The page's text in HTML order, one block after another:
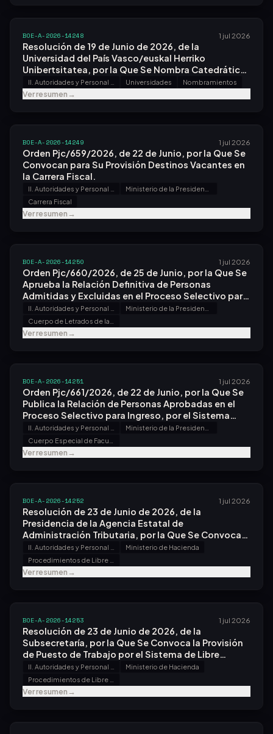
BOE-A-2026-14248 1 jul 2026
Resolución de 19 de Junio de 2026, de la
Universidad del País Vasco/euskal Herriko
Unibertsitatea, por la Que Se Nombra Catedrática
de Universidad a Doña Edurne Simón Magro.
Universidades Nombramientos
Ver resumen→
BOE-A-2026-14249 1 jul 2026
Orden Pjc/659/2026, de 22 de Junio, por la Que Se
Convocan para Su Provisión Destinos Vacantes en
la Carrera Fiscal.
Carrera Fiscal
Ver resumen→
BOE-A-2026-14250 1 jul 2026
Orden Pjc/660/2026, de 25 de Junio, por la Que Se
Aprueba la Relación Definitiva de Personas
Admitidas y Excluidas en el Proceso Selectivo para
Ingreso, por el Sistema General de Acceso Libre y
Promoción Interna, en el Cuerpo de Letrados de la
Administración de Justicia, Convocado por Orden
Pjc/144/2026, de 24 de Febrero.
Ver resumen→
BOE-A-2026-14251 1 jul 2026
Orden Pjc/661/2026, de 22 de Junio, por la Que Se
Publica la Relación de Personas Aprobadas en el
Proceso Selectivo para Ingreso, por el Sistema
General de Acceso Libre y Promoción Interna, Al
Cuerpo Especial de Facultativos del Instituto
Nacional de Toxicología y Ciencias Forenses,
Convocado por Orden Pjc/1525/2024, de 10 de
Ver resumen→
BOE-A-2026-14252 1 jul 2026
Resolución de 23 de Junio de 2026, de la
Presidencia de la Agencia Estatal de
Administración Tributaria, por la Que Se Convoca
la Provisión de Puestos de Trabajo por el Sistema
de Libre Designación.
Ministerio de Hacienda
Ver resumen→
BOE-A-2026-14253 1 jul 2026
Resolución de 23 de Junio de 2026, de la
Subsecretaría, por la Que Se Convoca la Provisión
de Puesto de Trabajo por el Sistema de Libre
Designación.
Ministerio de Hacienda
Ver resumen→